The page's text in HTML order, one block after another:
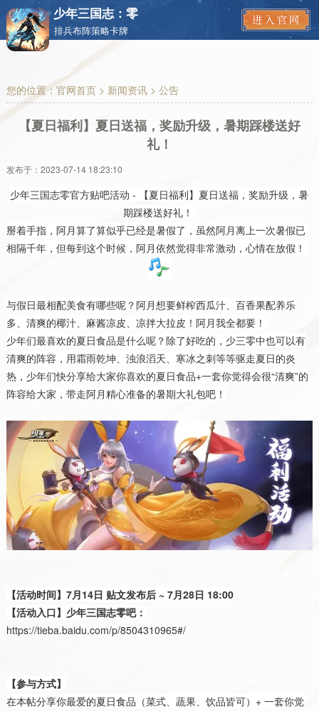
少年三国志：零
排兵布阵策略卡牌
您的位置：官网首页> 新闻资讯> 公告
【夏日福利】夏日送福，奖励升级，暑期踩楼送好
礼！
发布于： 2023-07-14 18:23:10
少年三国志零官方贴吧活动 - 【夏日福利】夏日送福，奖励升级，暑
期踩楼送好礼！
掰着手指，阿月算了算似乎已经是暑假了，虽然阿月离上一次暑假已
相隔千年，但每到这个时候，阿月依然觉得非常激动，心情在放假！
与假日最相配美食有哪些呢？阿月想要鲜榨西瓜汁、百香果配养乐
多、清爽的椰汁、麻酱凉皮、凉拌大拉皮！阿月我全都要！
少年们最喜欢的夏日食品是什么呢？除了好吃的，少三零中也可以有
清爽的阵容，用霜雨乾坤、浊浪滔天、寒冰之刺等等驱走夏日的炎
热，少年们快分享给大家你喜欢的夏日食品+一套你觉得会很“清爽”的
阵容给大家，带走阿月精心准备的暑期大礼包吧！
【活动时间】7月14日 贴文发布后 ~ 7月28日 18:00
【活动入口】少年三国志零吧：
https://tieba.baidu.com/p/8504310965#/
【参与方式】
在本帖分享你最爱的夏日食品（菜式、蔬果、饮品皆可）+ 一套你觉